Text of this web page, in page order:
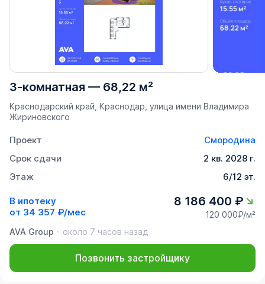
3-комнатная — 68,22 м²
Краснодарский край, Краснодар, улица имени Владимира
Жириновского
Проект
Смородина
Срок сдачи
2 кв. 2028 г.
Этаж
6/12 эт.
В ипотеку
от 34 357 ₽/мес
8 186 400 ₽
120 000₽/м²
AVA Group
около 7 часов назад
Позвонить застройщику